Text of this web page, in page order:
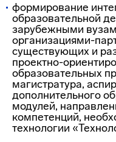
формирование
образовательной
зарубежными
организациями-
существующих и
проектно-
образовательных
магистратура,
дополнительного
модулей,
компетенций,
технологии